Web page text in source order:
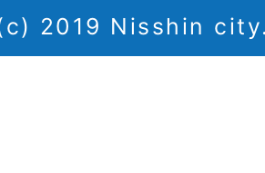
2019 Nisshin